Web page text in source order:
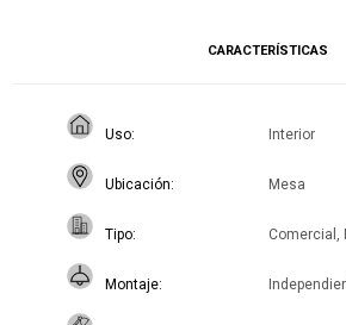
CARACTERÍSTICAS
Uso Interior
Ubicación Mesa
Tipo Comercial,
Montaje